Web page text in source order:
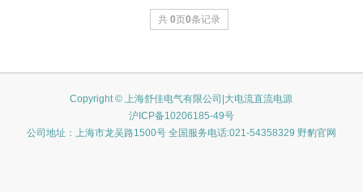
共0页0条记录
Copyright © 上海舒佳电气有限公司|大电流直流电源
沪ICP备10206185-49号
公司地址：上海市龙吴路1500号 全国服务电话:021-54358329 野豹官网